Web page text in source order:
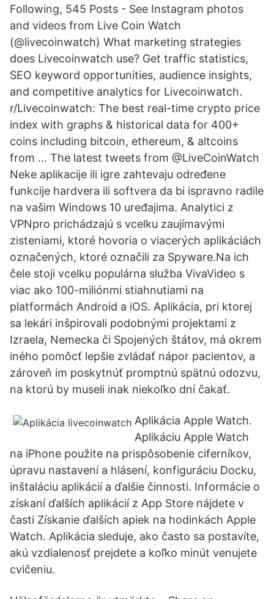
Following, 545 Posts - See Instagram photos
and videos from Live Coin Watch
(@livecoinwatch) What marketing strategies
does Livecoinwatch use? Get traffic statistics,
SEO keyword opportunities, audience insights,
and competitive analytics for Livecoinwatch.
r/Livecoinwatch: The best real-time crypto price
index with graphs & historical data for 400+
coins including bitcoin, ethereum, & altcoins
from … The latest tweets from @LiveCoinWatch
Neke aplikacije ili igre zahtevaju određene
funkcije hardvera ili softvera da bi ispravno radile
na vašim Windows 10 uređajima. Analytici z
VPNpro prichádzajú s vcelku zaujímavými
zisteniami, ktoré hovoria o viacerých aplikáciách
označených, ktoré označili za Spyware.Na ich
čele stoji vcelku populárna služba VivaVideo s
viac ako 100-miliónmi stiahnutiami na
platformách Android a iOS. Aplikácia, pri ktorej
sa lekári inšpirovali podobnými projektami z
Izraela, Nemecka či Spojených štátov, má okrem
iného pomôcť lepšie zvládať nápor pacientov, a
zároveň im poskytnúť promptnú spätnú odozvu,
na ktorú by museli inak niekoľko dní čakať.
Aplikácia Apple Watch.
Aplikáciu Apple Watch
na iPhone použite na prispôsobenie ciferníkov,
úpravu nastavení a hlásení, konfiguráciu Docku,
inštaláciu aplikácií a ďalšie činnosti. Informácie o
získaní ďalších aplikácií z App Store nájdete v
časti Získanie ďalších apiek na hodinkách Apple
Watch. Aplikácia sleduje, ako často sa postavíte,
akú vzdialenosť prejdete a koľko minút venujete
cvičeniu.